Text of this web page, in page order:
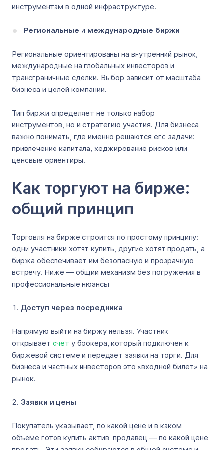
инструментам в одной инфраструктуре.
Региональные и международные биржи
Региональные ориентированы на внутренний рынок,
международные на глобальных инвесторов и
трансграничные сделки. Выбор зависит от масштаба
бизнеса и целей компании.
Тип биржи определяет не только набор
инструментов, но и стратегию участия. Для бизнеса
важно понимать, где именно решаются его задачи:
привлечение капитала, хеджирование рисков или
ценовые ориентиры.
Как торгуют на бирже:
общий принцип
Торговля на бирже строится по простому принципу:
одни участники хотят купить, другие хотят продать, а
биржа обеспечивает им безопасную и прозрачную
встречу. Ниже — общий механизм без погружения в
профессиональные нюансы.
Доступ через посредника
Напрямую выйти на биржу нельзя. Участник
открывает счет у брокера, который подключен к
биржевой системе и передает заявки на торги. Для
бизнеса и частных инвесторов это «входной билет» на
рынок.
Заявки и цены
Покупатель указывает, по какой цене и в каком
объеме готов купить актив, продавец — по какой цене